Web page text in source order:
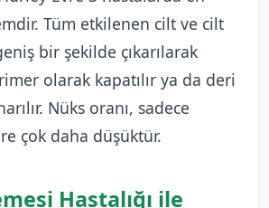
Tüm etkilenen cilt ve cilt
bir şekilde çıkarılarak
olarak kapatılır ya da deri
Nüks oranı, sadece
çok daha düşüktür.
Hastalığı ile